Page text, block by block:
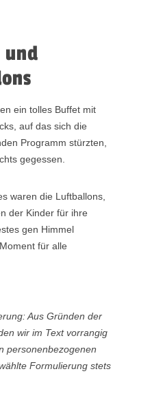
und
ein tolles Buffet mit
auf das sich die
Programm stürzten,
gegessen.
waren die Luftballons,
der Kinder für ihre
gen Himmel
für alle
Aus Gründen der
wir im Text vorrangig
personenbezogenen
Formulierung stets